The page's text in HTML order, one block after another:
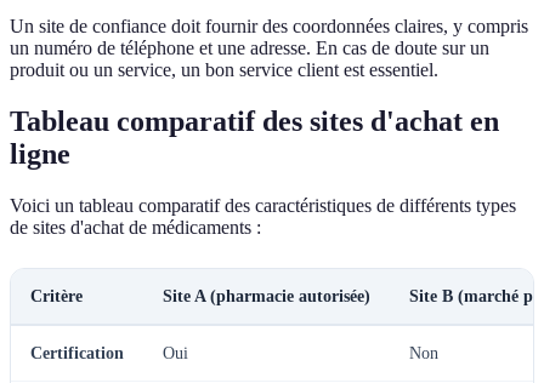
Un site de confiance doit fournir des coordonnées claires, y compris
un numéro de téléphone et une adresse. En cas de doute sur un
produit ou un service, un bon service client est essentiel.
Tableau comparatif des sites d'achat en
ligne
Voici un tableau comparatif des caractéristiques de différents types
de sites d'achat de médicaments :
Critère Site A (pharmacie autorisée) Site B (marché
Certification Oui Non